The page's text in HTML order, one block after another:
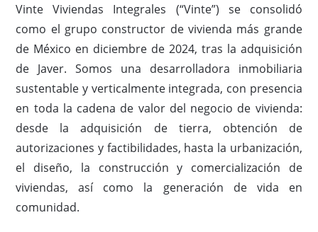
Vinte Viviendas Integrales (“Vinte”) se consolidó
como el grupo constructor de vivienda más grande
de México en diciembre de 2024, tras la adquisición
de Javer. Somos una desarrolladora inmobiliaria
sustentable y verticalmente integrada, con presencia
en toda la cadena de valor del negocio de vivienda:
desde la adquisición de tierra, obtención de
autorizaciones y factibilidades, hasta la urbanización,
el diseño, la construcción y comercialización de
viviendas, así como la generación de vida en
comunidad.